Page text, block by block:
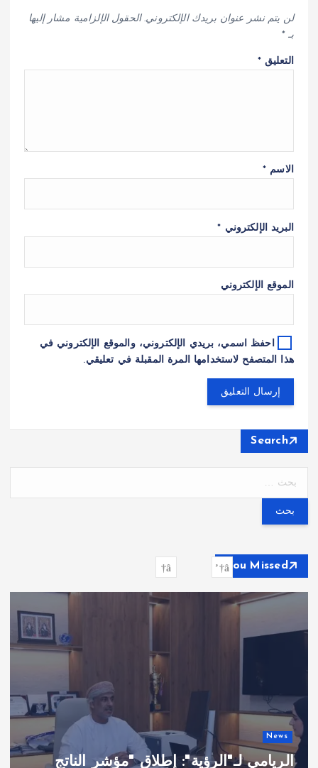
لن يتم نشر عنوان بريدك الإلكتروني. الحقول الإلزامية مشار إليها
بـ*
التعليق*
الاسم *
البريد الإلكتروني *
الموقع الإلكتروني
احفظ اسمي، بريدي الإلكتروني، والموقع الإلكتروني في
هذا المتصفح لاستخدامها المرة المقبلة في تعليقي.
Search
ح
ع
You Missed
News
عُمان الثالثة عالميًّا في مؤشر جودة الحياة